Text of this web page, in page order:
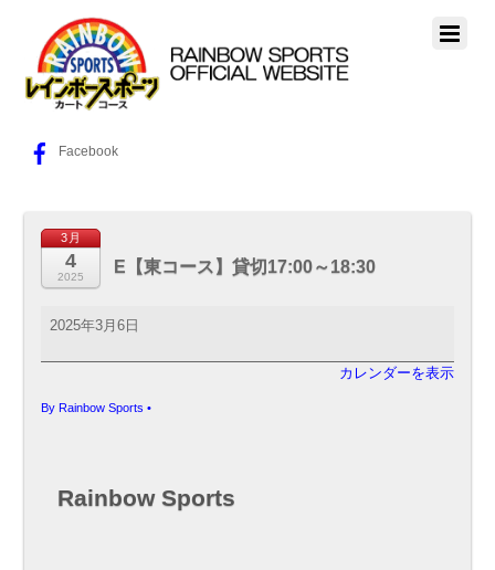
Facebook
3月
4
2025
E【東コース】貸切17:00～18:30
コ
切
2025年3月6日
カレンダーを表示
By Rainbow Sports •
Rainbow Sports